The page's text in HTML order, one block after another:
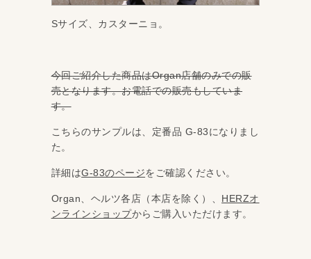
Sサイズ、カスターニョ。
今回ご紹介した商品はOrgan店舗のみでの販
売となります。お電話での販売もしていま
す。
こちらのサンプルは、定番品 G‐83になりまし
た。
詳細はG-83のページをご確認ください。
Organ、ヘルツ各店（本店を除く）、 HERZオ
ンラインショップからご購入いただけます。